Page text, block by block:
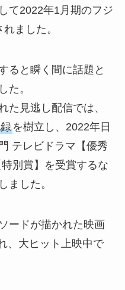
て2022年1月期のフジ
ました。
ると瞬く間に話題と
た。
た見逃し配信では、
を樹立し、2022年日
テレビドラマ【優秀
別賞】を受賞するな
ました。
ードが描かれた映画
、大ヒット上映中で